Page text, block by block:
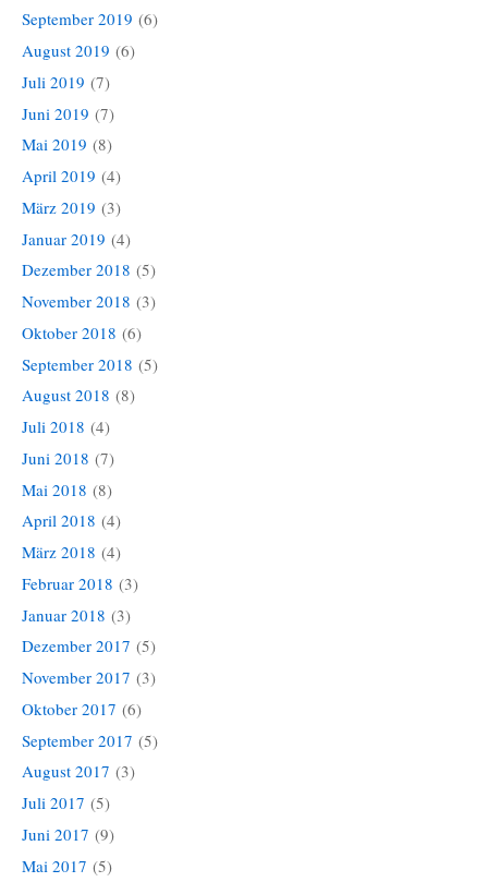
September 2019 (6)
August 2019 (6)
Juli 2019 (7)
Juni 2019 (7)
Mai 2019 (8)
April 2019 (4)
März 2019 (3)
Januar 2019 (4)
Dezember 2018 (5)
November 2018 (3)
Oktober 2018 (6)
September 2018 (5)
August 2018 (8)
Juli 2018 (4)
Juni 2018 (7)
Mai 2018 (8)
April 2018 (4)
März 2018 (4)
Februar 2018 (3)
Januar 2018 (3)
Dezember 2017 (5)
November 2017 (3)
Oktober 2017 (6)
September 2017 (5)
August 2017 (3)
Juli 2017 (5)
Juni 2017 (9)
Mai 2017 (5)